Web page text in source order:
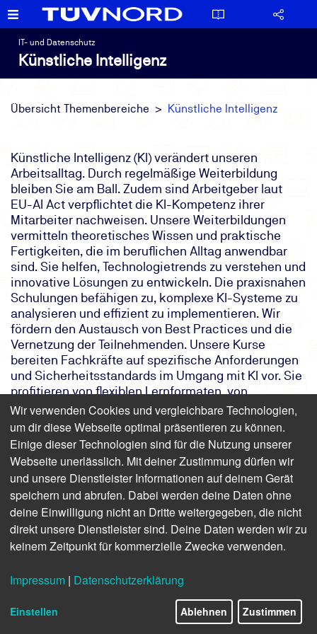
IT- und Datenschutz
Künstliche Intelligenz
Übersicht Themenbereiche Künstliche Intelligenz
Künstliche Intelligenz (KI) verändert unseren
Arbeitsalltag. Durch regelmäßige Weiterbildung
bleiben Sie am Ball. Zudem sind Arbeitgeber laut
EU-AI Act verpflichtet die KI-Kompetenz ihrer
Mitarbeiter nachweisen. Unsere Weiterbildungen
vermitteln theoretisches Wissen und praktische
Fertigkeiten, die im beruflichen Alltag anwendbar
sind. Sie helfen, Technologietrends zu verstehen und
innovative Lösungen zu entwickeln. Die praxisnahen
Schulungen befähigen zu, komplexe KI-Systeme zu
analysieren und effizient zu implementieren. Wir
fördern den Austausch von Best Practices und die
Vernetzung der Teilnehmenden. Unsere Kurse
bereiten Fachkräfte auf spezifische Anforderungen
und Sicherheitsstandards im Umgang mit KI vor. Sie
profitieren von flexiblen Lernformaten, von
Präsenzseminaren bis zu Online-Modulen und
passen Ihren Lernprozess individuell an.
Ihre Ansprechpartner
Als Produktmanagerin für IT- und Datenschutz helfe ich
Wir verwenden Cookies und vergleichbare Technologien,
um dir diese Webseite optimal präsentieren zu können.
Einige dieser Technologien sind für die Nutzung unserer
Webseite unerlässlich. Mit deiner Zustimmung dürfen wir
und unsere Dienstleister Informationen auf deinem Gerät
speichern und abrufen. Dabei werden deine Daten ohne
deine Einwilligung nicht an Dritte weitergegeben, die nicht
direkt unsere Dienstleister sind. Deine Daten werden wir zu
keinem Zeitpunkt für kommerzielle Zwecke verwenden.
Impressum | Datenschutzerklärung
Einstellen Ablehnen Zustimmen